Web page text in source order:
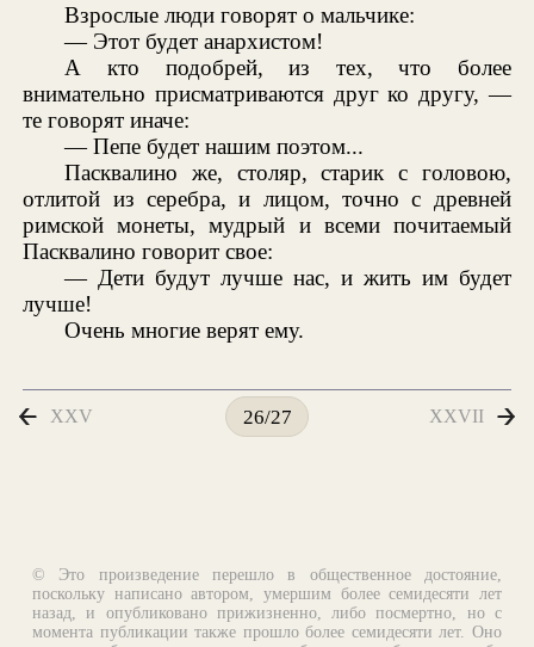
Взрослые люди говорят о мальчике:
— Этот будет анархистом!
А кто подобрей, из тех, что более
внимательно присматриваются друг ко другу, —
те говорят иначе:
— Пепе будет нашим поэтом...
Пасквалино же, столяр, старик с головою,
отлитой из серебра, и лицом, точно с древней
римской монеты, мудрый и всеми почитаемый
Пасквалино говорит свое:
— Дети будут лучше нас, и жить им будет
лучше!
Очень многие верят ему.
XXV 26/27 XXVII
© Это произведение перешло в общественное достояние,
поскольку написано автором, умершим более семидесяти лет
назад, и опубликовано прижизненно, либо посмертно, но с
момента публикации также прошло более семидесяти лет. Оно